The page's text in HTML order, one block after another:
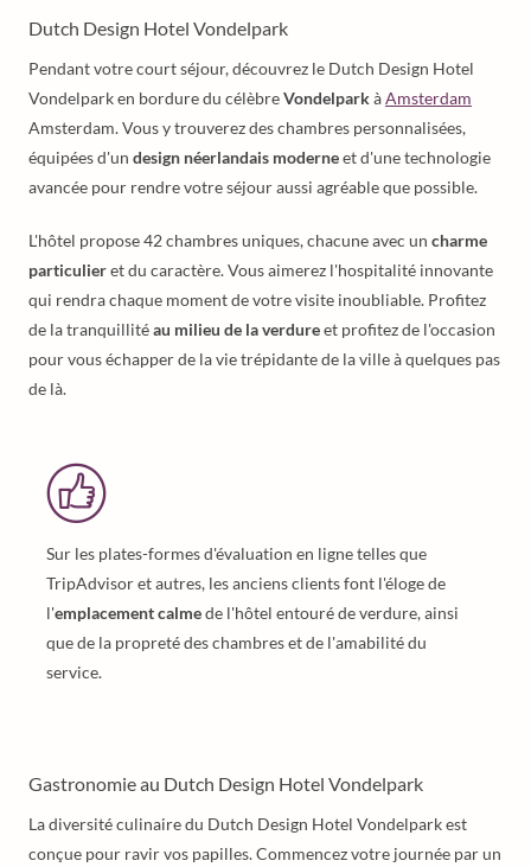
Dutch Design Hotel Vondelpark
Pendant votre court séjour, découvrez le Dutch Design Hotel
Vondelpark en bordure du célèbreVondelparkàAmsterdam
Amsterdam. Vous y trouverez des chambres personnalisées,
équipées d'un design néerlandais moderneet d'une technologie
avancée pour rendre votre séjour aussi agréable que possible.
L'hôtel propose 42 chambres uniques, chacune avec un charme
particulieret du caractère. Vous aimerez l'hospitalité innovante
qui rendra chaque moment de votre visite inoubliable. Profitez
de la tranquillitéau milieu de la verdureet profitez de l'occasion
pour vous échapper de la vie trépidante de la ville à quelques pas
de là.
Sur les plates-formes d'évaluation en ligne telles que
TripAdvisor et autres, les anciens clients font l'éloge de
l'emplacement calmede l'hôtel entouré de verdure, ainsi
que de la propreté des chambres et de l'amabilité du
service.
Gastronomie au Dutch Design Hotel Vondelpark
La diversité culinaire du Dutch Design Hotel Vondelpark est
conçue pour ravir vos papilles. Commencez votre journée par un